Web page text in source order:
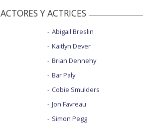
ACTORES Y ACTRICES
Abigail Breslin
Kaitlyn Dever
Brian Dennehy
Bar Paly
Cobie Smulders
Jon Favreau
Simon Pegg